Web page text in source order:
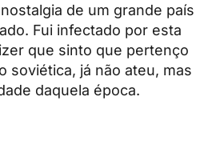
de um grande país
Fui infectado por esta
que sinto que pertenço
soviética, já não ateu, mas
daquela época.